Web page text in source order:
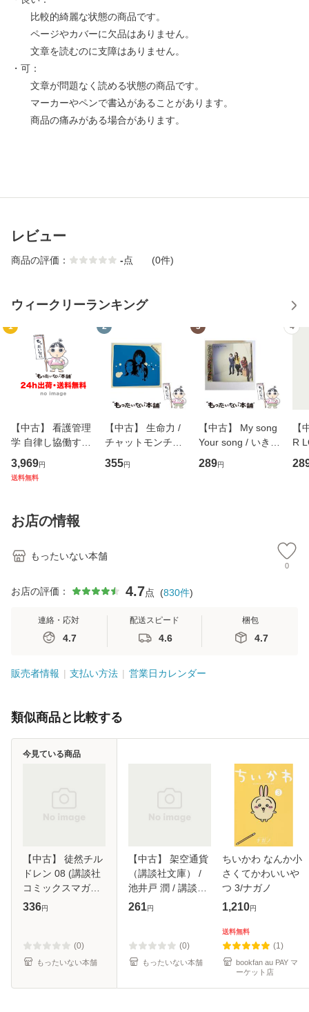
比較的綺麗な状態の商品です。
ページやカバーに欠品はありません。
文章を読むのに支障はありません。
・可：
文章が問題なく読める状態の商品です。
マーカーやペンで書込があることがあります。
商品の痛みがある場合があります。
レビュー
商品の評価： -点 (0件)
ウィークリーランキング
1
【中古】 看護管理
学 自律し協働する
専門職の看護マネ
ジメントスキル 改
恵 藤本幸三 / 南江
堂 [単行
3,969円
送料無料
2
【中古】 生命力 /
チャットモンチー /
キューンレコード
[CD]【メール便送
355円
3
【中古】 My song
Your song / いきも
のがかり / [CD]
【メール便送料無
289円
4
【
R
産
お店の情報
もったいない本舗
0
お店の評価： 4.7点 (830件)
連絡・応対
4.7
配送スピード
4.6
梱包
4.7
販売者情報 支払い方法 営業日カレンダー
類似商品と比較する
【中古】 徒然チル
ドレン 08 (講談社
コミックスマガジ
ン KCM5956.
/ 講談社 [コミック]
【メール便送
336円
(0)
もったいない本舗
今見ている商品
【中古】 架空通貨
（講談社文庫） /
池井戸 潤 / 講談社
[文庫]【メール便送
261円
(0)
もったいない本舗
ちいかわ なんか小
さくてかわいいや
つ 3/ナガノ
1,210円
送料無料
(1)
bookfan au PAY マ
ーケット店